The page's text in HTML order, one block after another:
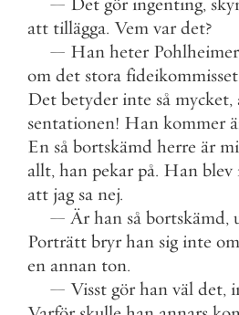
att tillägga. Vem var det?
— Han heter Pohlheimer
om det stora fideikommisset
Det betyder inte så mycket,
sentationen! Han kommer
En så bortskämd herre är
allt, han pekar på. Han blev
att jag sa nej.
— Är han så bortskämd,
Porträtt bryr han sig inte om
en annan ton.
— Visst gör han väl det,